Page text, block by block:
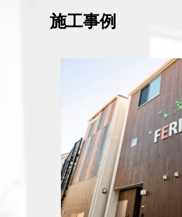
施工事例